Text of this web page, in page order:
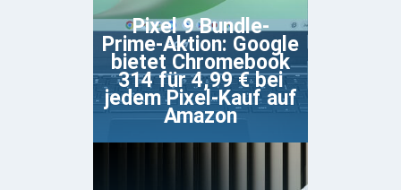
Pixel 9 Bundle-
Prime-Aktion: Google
bietet Chromebook
314 für 4,99 € bei
jedem Pixel-Kauf auf
Amazon